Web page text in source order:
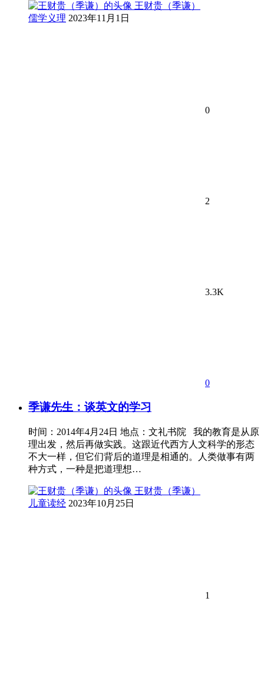
王财贵（季谦）
儒学义理 2023年11月1日
0
2
3.3K
0
季谦先生：谈英文的学习
时间：2014年4月24日 地点：文礼书院 我的教育是从原
理出发，然后再做实践。这跟近代西方人文科学的形态
不大一样，但它们背后的道理是相通的。人类做事有两
种方式，一种是把道理想…
王财贵（季谦）
儿童读经 2023年10月25日
1